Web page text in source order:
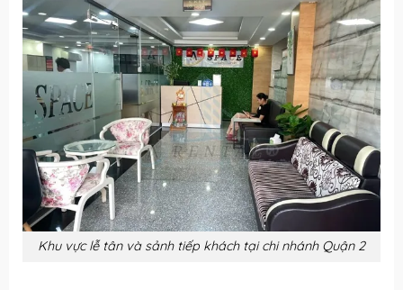
Khu vực lễ tân và sảnh tiếp khách tại chi nhánh Quận 2